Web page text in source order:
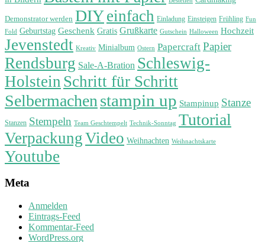
Demonstrator werden DIYeinfach Einladung Einsteigen Frühling Fun
Fold Geburtstag Geschenk Gratis Grußkarte Gutschein Halloween Hochzeit
Jevenstedt Kreativ Minialbum Ostern Papercraft Papier
Rendsburg Sale-A-Bration Schleswig-
Holstein Schritt für Schritt
Selbermachen stampin up Stampinup Stanze
Stanzen Stempeln Team Geschtempelt Technik-Sonntag Tutorial
VerpackungVideo Weihnachten Weihnachtskarte
Youtube
Meta
Anmelden
Eintrags-Feed
Kommentar-Feed
WordPress.org